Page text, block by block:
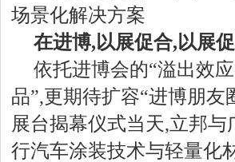
场景化解决方案
在进博,以展促合,以展
依托进博会的“溢出效
品”,更期待扩容“进博朋友
展台揭幕仪式当天,立邦
行汽车涂装技术与轻量化